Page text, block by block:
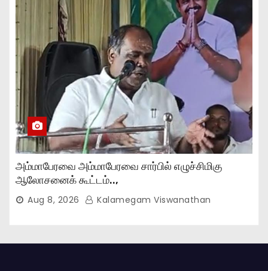
அம்மாபேரவை அம்மாபேரவை சார்பில் எழுச்சிமிகு
ஆலோசனைக் கூட்டம்..,
Aug 8, 2026 Kalamegam Viswanathan